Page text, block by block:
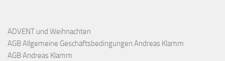
ADVENT und Weihnachten
AGB Allgemeine Geschäftsbedingungen Andreas Klamm
AGB Andreas Klamm